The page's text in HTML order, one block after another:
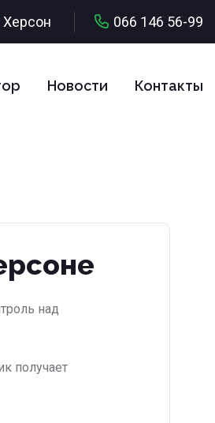
Херсон 066 146 56-99
Новости Контакты
над
получает